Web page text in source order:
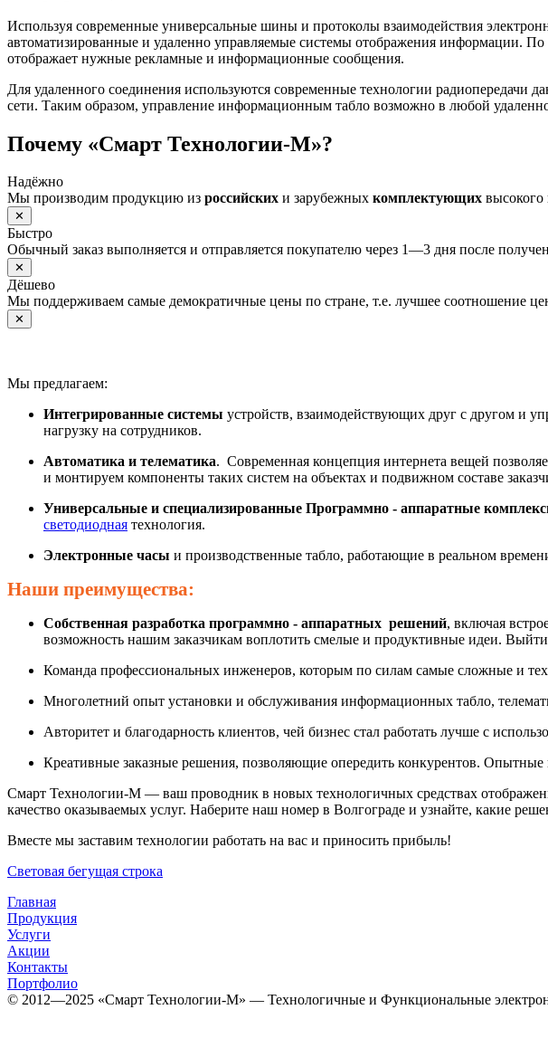
Используя современные универсальные шины и протоколы взаимодействия
автоматизированные и удаленно управляемые системы отображения информации.
отображает нужные рекламные и информационные сообщения.
Для удаленного соединения используются современные технологии
сети. Таким образом, управление информационным табло возможно в любой
Почему «Смарт Технологии-М»?
Надёжно
Мы производим продукцию из российских и зарубежных комплектующих высокого
✕
Быстро
Обычный заказ выполняется и отправляется покупателю через 1—3 дня после
✕
Дёшево
Мы поддерживаем самые демократичные цены по стране, т.е. лучшее соотношение
✕
Мы предлагаем:
Интегрированные системы устройств, взаимодействующих друг с другом и
нагрузку на сотрудников.
Автоматика и телематика. Современная концепция интернета вещей
и монтируем компоненты таких систем на объектах и подвижном составе
Универсальные и специализированные Программно - аппаратные
светодиодная технология.
Электронные часы и производственные табло, работающие в реальном
Наши преимущества:
Собственная разработка программно - аппаратных решений, включая
возможность нашим заказчикам воплотить смелые и продуктивные идеи.
Команда профессиональных инженеров, которым по силам самые сложные и
Многолетний опыт установки и обслуживания информационных табло,
Авторитет и благодарность клиентов, чей бизнес стал работать лучше с
Креативные заказные решения, позволяющие опередить конкурентов.
Смарт Технологии-М — ваш проводник в новых технологичных средствах
качество оказываемых услуг. Наберите наш номер в Волгограде и узнайте, какие
Вместе мы заставим технологии работать на вас и приносить прибыль!
Световая бегущая строка
Главная
Продукция
Услуги
Акции
Контакты
Портфолио
© 2012­­­—2025 «Смарт Технологии-М» — Технологичные и Функциональные